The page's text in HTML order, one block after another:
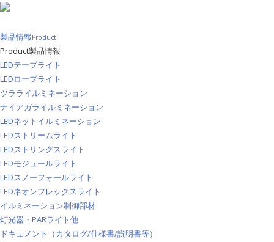
製品情報Product
Product製品情報
LEDテープライト
LEDロープライト
ツラライルミネーション
ナイアガライルミネーション
LEDネットイルミネーション
LEDストリームライト
LEDストリングスライト
LEDモジュールライト
LEDスノーフォールライト
LEDネオンフレックスライト
イルミネーション制御部材
灯光器・PARライト他
ドキュメント（カタログ/仕様書/説明書等）